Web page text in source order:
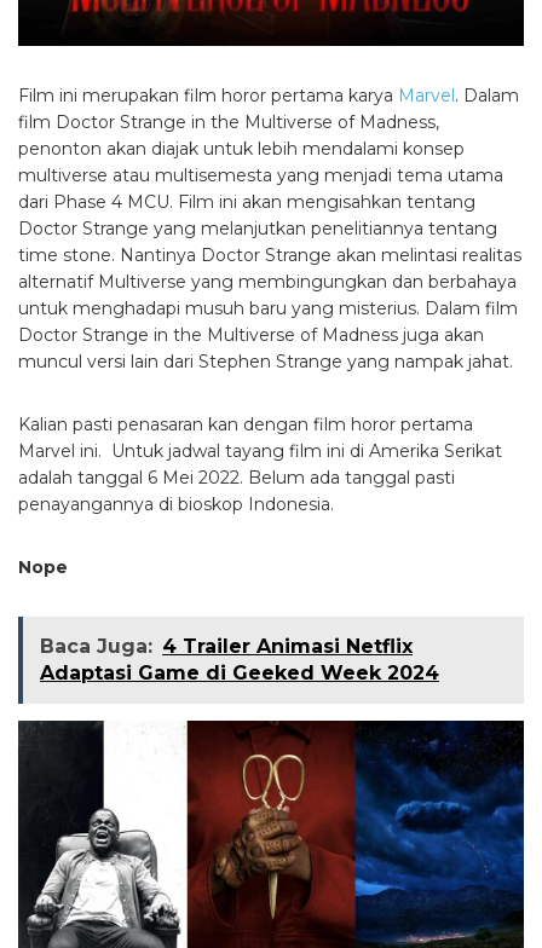
Film ini merupakan film horor pertama karya Marvel. Dalam
film Doctor Strange in the Multiverse of Madness,
penonton akan diajak untuk lebih mendalami konsep
multiverse atau multisemesta yang menjadi tema utama
dari Phase 4 MCU. Film ini akan mengisahkan tentang
Doctor Strange yang melanjutkan penelitiannya tentang
time stone. Nantinya Doctor Strange akan melintasi realitas
alternatif Multiverse yang membingungkan dan berbahaya
untuk menghadapi musuh baru yang misterius. Dalam film
Doctor Strange in the Multiverse of Madness juga akan
muncul versi lain dari Stephen Strange yang nampak jahat.
Kalian pasti penasaran kan dengan film horor pertama
Marvel ini. Untuk jadwal tayang film ini di Amerika Serikat
adalah tanggal 6 Mei 2022. Belum ada tanggal pasti
penayangannya di bioskop Indonesia.
Nope
Baca Juga: 4 Trailer Animasi Netflix
Adaptasi Game di Geeked Week 2024